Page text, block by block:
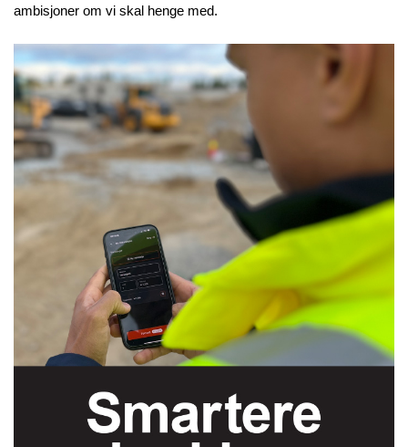
ambisjoner om vi skal henge med.